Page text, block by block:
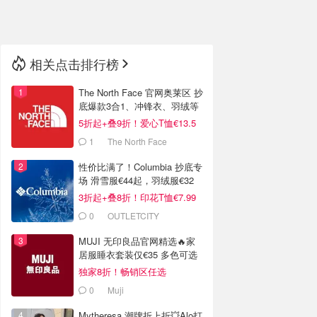
相关点击排行榜
The North Face 官网奥莱区 抄
底爆款3合1、冲锋衣、羽绒等
5折起+叠9折！爱心T恤€13.5
1 The North Face
性价比满了！Columbia 抄底专
场 滑雪服€44起，羽绒服€32
3折起+叠8折！印花T恤€7.99
0
OUTLETCITY
MUJI 无印良品官网精选🔥家
居服睡衣套装仅€35 多色可选
独家8折！畅销区任选
0 Muji